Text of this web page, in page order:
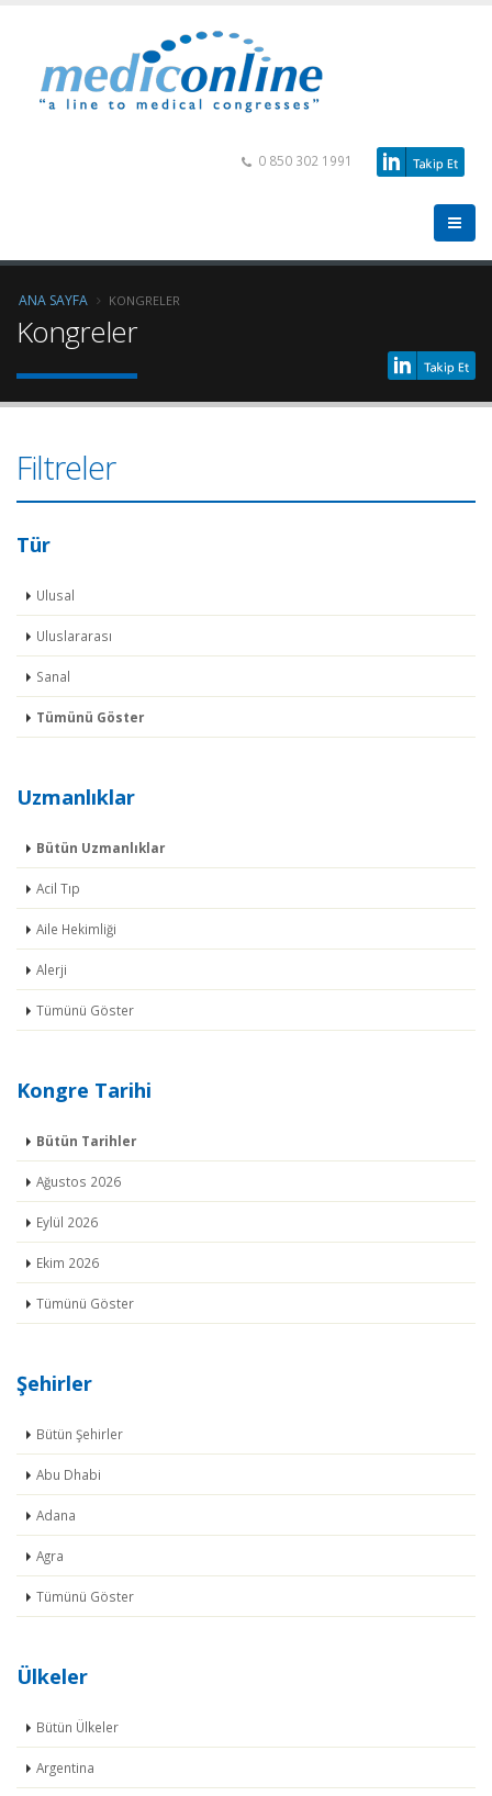
0 850 302 1991
ANA SAYFA KONGRELER
Kongreler
Filtreler
Tür
Ulusal
Uluslararası
Sanal
Tümünü Göster
Uzmanlıklar
Bütün Uzmanlıklar
Acil Tıp
Aile Hekimliği
Alerji
Tümünü Göster
Kongre Tarihi
Bütün Tarihler
Ağustos 2026
Eylül 2026
Ekim 2026
Tümünü Göster
Şehirler
Bütün Şehirler
Abu Dhabi
Adana
Agra
Tümünü Göster
Ülkeler
Bütün Ülkeler
Argentina